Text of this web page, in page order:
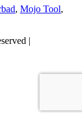
, Mojo Tool,
|